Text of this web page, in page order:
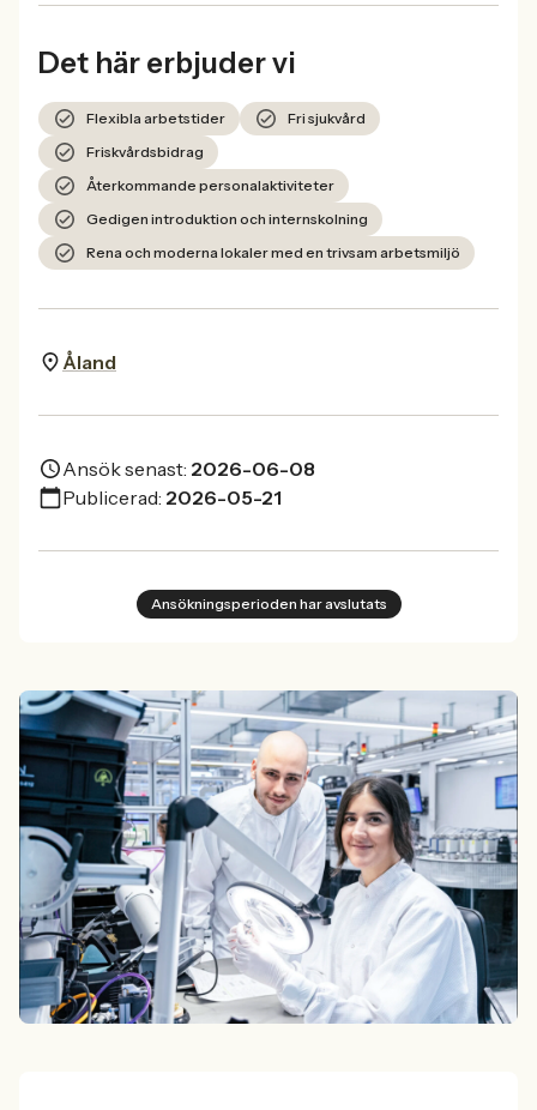
Det här erbjuder vi
Flexibla arbetstider
Fri sjukvård
Friskvårdsbidrag
Återkommande personalaktiviteter
Gedigen introduktion och internskolning
Rena och moderna lokaler med en trivsam arbetsmiljö
Åland
Ansök senast: 2026-06-08
Publicerad: 2026-05-21
Ansökningsperioden har avslutats